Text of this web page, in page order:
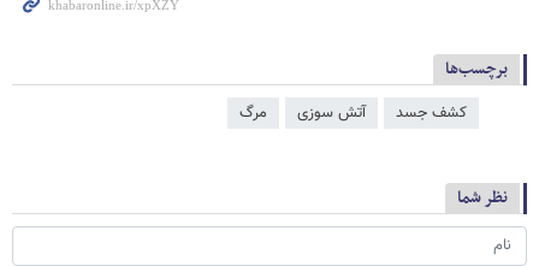
برچسب‌ها
کشف جسد آتش سوزی مرگ
نظر شما